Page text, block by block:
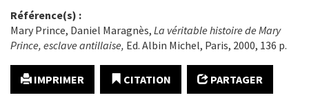
Référence(s) :
Mary Prince, Daniel Maragnès, La véritable histoire de Mary
Prince, esclave antillaise, Ed. Albin Michel, Paris, 2000, 136 p.
IMPRIMER CITATION PARTAGER